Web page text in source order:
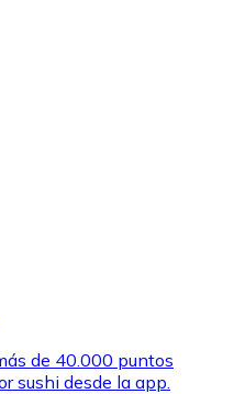
marcas favoritas con
de 40.000 puntos
sushi desde la app.